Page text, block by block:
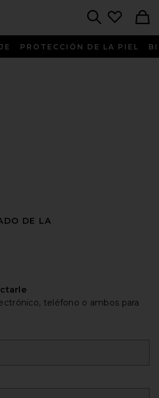
PROTECCIÓN DE LA PIEL
DE LA
teléfono o ambos para